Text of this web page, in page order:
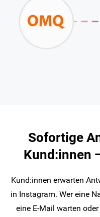
Sofortige
Kund:innen
Kund:innen erwarten
in Instagram. Wer eine
eine E-Mail warten